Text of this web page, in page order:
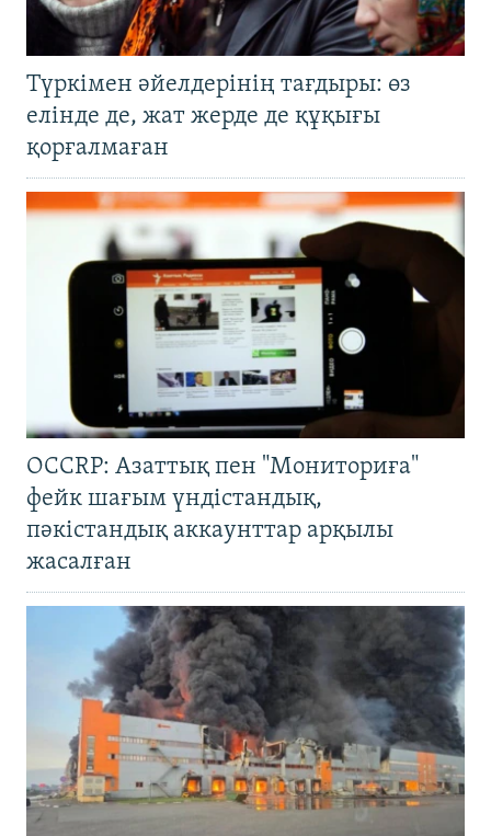
Түркімен әйелдерінің тағдыры: өз
елінде де, жат жерде де құқығы
қорғалмаған
OCCRP: Азаттық пен "Мониториға"
фейк шағым үндістандық,
пәкістандық аккаунттар арқылы
жасалған